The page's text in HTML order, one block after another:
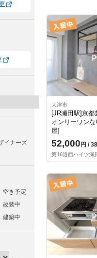
大津市
[JR瀬田駅]京都
オンリーワン
屋]
52,000 円 /
第16洛西ハイツ瀬
イナーズ
空き予定
改装中
建築中